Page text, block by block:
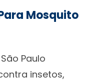
Mosquito
Paulo
insetos,